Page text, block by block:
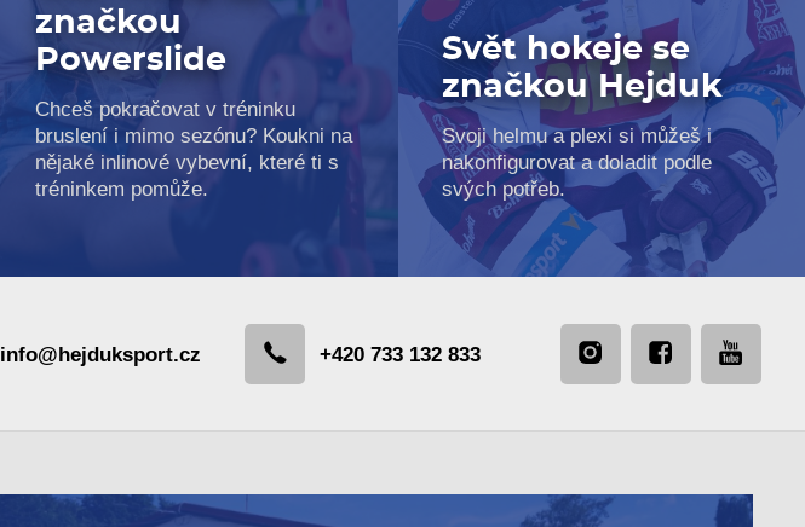
značkou
Powerslide
Chceš pokračovat v tréninku
bruslení i mimo sezónu? Koukni na
nějaké inlinové vybevní, které ti s
tréninkem pomůže.
Svět hokeje se
značkou Hejduk
Svoji helmu a plexi si můžeš i
nakonfigurovat a doladit podle
svých potřeb.
info@hejduksport.cz +420 733 132 833